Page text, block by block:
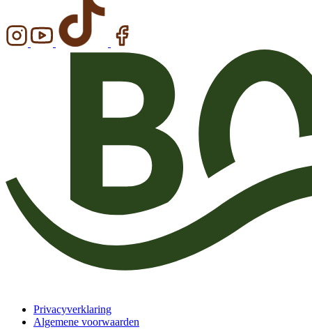
Privacyverklaring
Algemene voorwaarden